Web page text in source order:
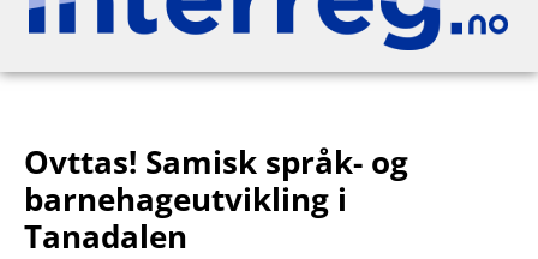
Interreg.no
Ovttas! Samisk språk- og
barnehageutvikling i
Tanadalen